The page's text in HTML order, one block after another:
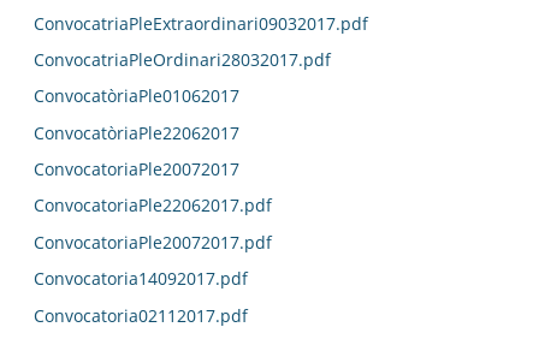
ConvocatriaPleExtraordinari09032017.pdf
ConvocatriaPleOrdinari28032017.pdf
ConvocatòriaPle01062017
ConvocatòriaPle22062017
ConvocatoriaPle20072017
ConvocatoriaPle22062017.pdf
ConvocatoriaPle20072017.pdf
Convocatoria14092017.pdf
Convocatoria02112017.pdf